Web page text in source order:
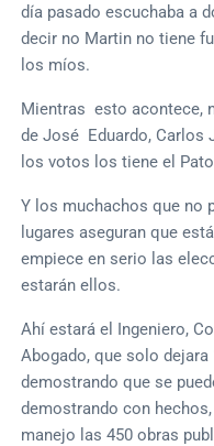
día pasado escuchaba a
decir no Martin no tiene
los míos.
Mientras esto acontece,
de José Eduardo, Carlos
los votos los tiene el
Y los muchachos que no
lugares aseguran que
empiece en serio las
estarán ellos.
Ahí estará el Ingeniero,
Abogado, que solo
demostrando que se
demostrando con
manejo las 450 obras